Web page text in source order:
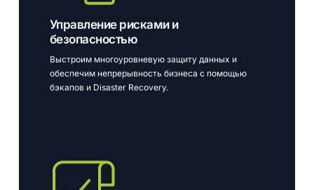
Управление рисками и
безопасностью
Выстроим многоуровневую защиту данных и
обеспечим непрерывность бизнеса с помощью
бэкапов и Disaster Recovery.